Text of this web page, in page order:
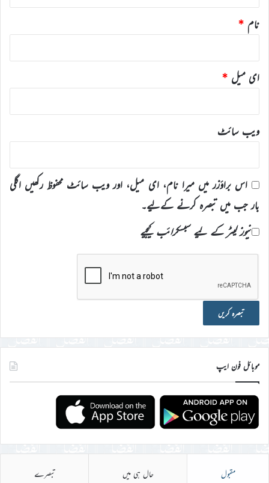
نام *
ای میل *
ویب‌ سائٹ
اس براؤزر میں میرا نام، ای میل، اور ویب سائٹ محفوظ رکھیں اگلی
بار جب میں تبصرہ کرنے کےلیے۔
نیوز لیٹر کے لیے سبسکرائب کیجیے
موبائل فون ایپ
مقبول حال ہی میں تبصرے